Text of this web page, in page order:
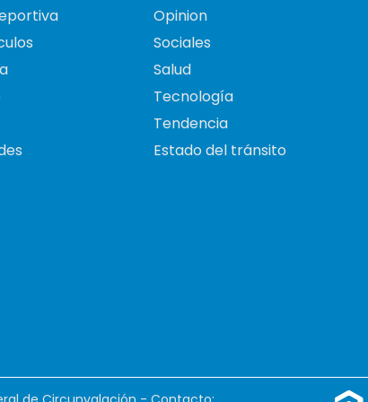
Opinion
Sociales
Salud
Tecnología
Tendencia
Estado del tránsito